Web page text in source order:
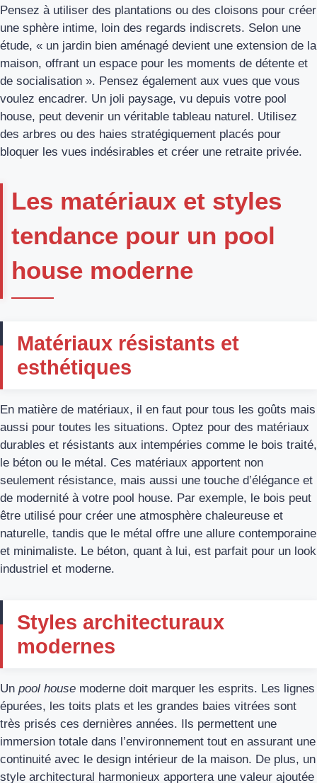
Pensez à utiliser des plantations ou des cloisons pour créer
une sphère intime, loin des regards indiscrets. Selon une
étude, « un jardin bien aménagé devient une extension de la
maison, offrant un espace pour les moments de détente et
de socialisation ». Pensez également aux vues que vous
voulez encadrer. Un joli paysage, vu depuis votre pool
house, peut devenir un véritable tableau naturel. Utilisez
des arbres ou des haies stratégiquement placés pour
bloquer les vues indésirables et créer une retraite privée.
Les matériaux et styles
tendance pour un pool
house moderne
Matériaux résistants et
esthétiques
En matière de matériaux, il en faut pour tous les goûts mais
aussi pour toutes les situations. Optez pour des matériaux
durables et résistants aux intempéries comme le bois traité,
le béton ou le métal. Ces matériaux apportent non
seulement résistance, mais aussi une touche d’élégance et
de modernité à votre pool house. Par exemple, le bois peut
être utilisé pour créer une atmosphère chaleureuse et
naturelle, tandis que le métal offre une allure contemporaine
et minimaliste. Le béton, quant à lui, est parfait pour un look
industriel et moderne.
Styles architecturaux
modernes
Un pool house moderne doit marquer les esprits. Les lignes
épurées, les toits plats et les grandes baies vitrées sont
très prisés ces dernières années. Ils permettent une
immersion totale dans l’environnement tout en assurant une
continuité avec le design intérieur de la maison. De plus, un
style architectural harmonieux apportera une valeur ajoutée